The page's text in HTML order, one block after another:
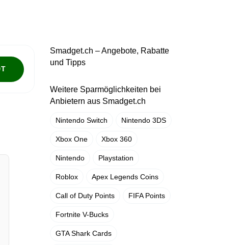
Smadget.ch – Angebote, Rabatte
und Tipps
Weitere Sparmöglichkeiten bei
Anbietern aus Smadget.ch
Nintendo Switch Nintendo 3DS
Xbox One Xbox 360
Nintendo Playstation
Roblox Apex Legends Coins
Call of Duty Points FIFA Points
Fortnite V-Bucks
GTA Shark Cards